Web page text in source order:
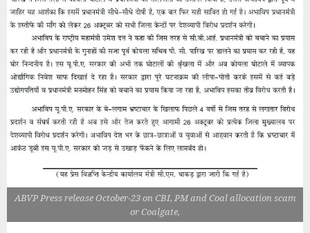
ABVP Press release October-23 on CBI, PM and Coal allocation scam
or Coalgate,